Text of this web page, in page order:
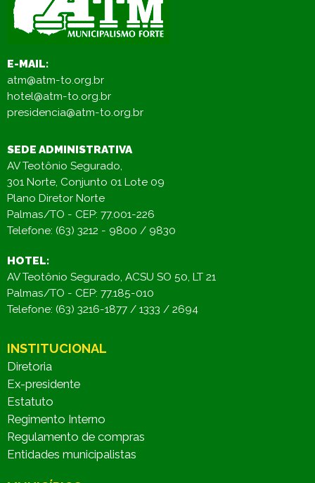
E-MAIL:
atm@atm-to.org.br
hotel@atm-to.org.br
presidencia@atm-to.org.br
SEDE ADMINISTRATIVA
AV Teotônio Segurado,
301 Norte, Conjunto 01 Lote 09
Plano Diretor Norte
Palmas/TO - CEP: 77.001-226
Telefone: (63) 3212 - 9800 / 9830
HOTEL:
AV Teotônio Segurado, ACSU SO 50, LT 21
Palmas/TO - CEP: 77.185-010
Telefone: (63) 3216-1877 / 1333 / 2694
INSTITUCIONAL
Diretoria
Ex-presidente
Estatuto
Regimento Interno
Regulamento de compras
Entidades municipalistas